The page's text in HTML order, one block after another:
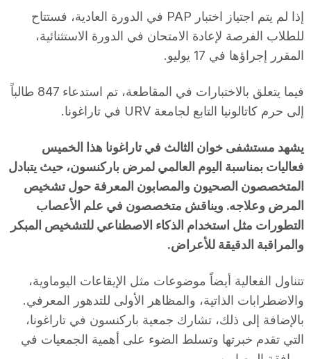
إذا لم يتم اجتياز اختبار PAP في الدورة العادية، فستتاح
للطلاب الفرصة لإعادة الامتحان في الدورة الاستثنائية،
المقرر إجراؤها في 17 يوليو.
فيما يتعلق بالاختبارات في المقاطعة، تم استدعاء 847 طالباً
إلى حرم كاتالونيا التابع لجامعة URV في تاراغونا.
يشهد مستشفى خوان الثالث في تاراغونا هذا الخميس
فعاليات بمناسبة اليوم العالمي لمرض باركنسون، حيث يتبادل
المتخصصون الصحيون والمصابون المعرفة حول تشخيص
المرض وعلاجه. ويناقش متخصصون في علم الأعصاب
التطورات مثل استخدام الذكاء الاصطناعي للتشخيص المبكر
والمراقبة الدقيقة للأعراض.
تتناول الفعالية أيضاً موضوعات مثل الإيقاعات اليوماوية،
والاضطرابات الذاتية، والمظاهر الأولى للتدهور المعرفي.
بالإضافة إلى ذلك، تشارك جمعية باركنسون في تاراغونا،
التي تقدم خبرتها وتسلط الضوء على أهمية الجمعيات في